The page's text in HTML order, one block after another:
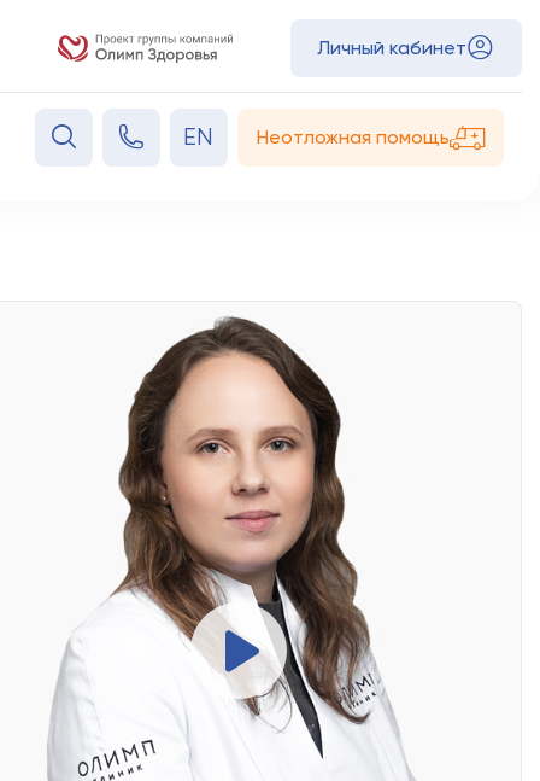
Личный кабинет
EN Неотложная помощь